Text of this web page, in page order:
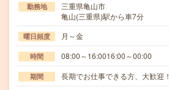
勤務地
三重県亀山市
亀山(三重県)駅から車7分
曜日頻度 月～金
時間 08:00～16:0016:00～00:00
期間 長期でお仕事できる方、大歓迎！